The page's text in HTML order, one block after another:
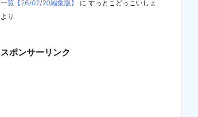
一覧【26/02/20編集版】
に すっとこどっこいしょ
より
スポンサーリンク